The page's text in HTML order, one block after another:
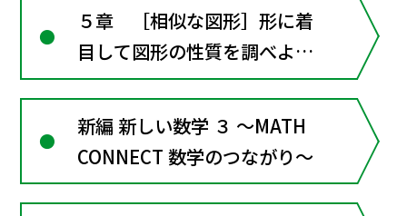
５章 ［相似な図形］形に着
目して図形の性質を調べよう
（章全体にかかわる資料）
新編 新しい数学 ３ ～MATH
CONNECT 数学のつながり～